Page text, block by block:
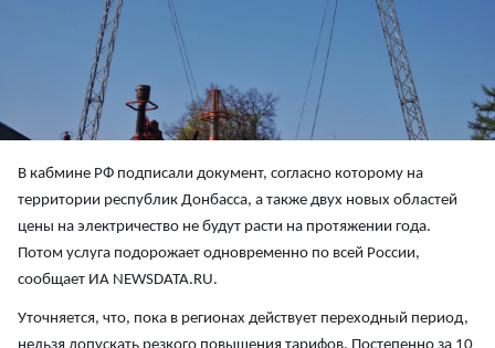
В кабмине РФ подписали документ, согласно которому на
территории республик Донбасса, а также двух новых областей
цены на электричество не будут расти на протяжении года.
Потом услуга подорожает одновременно по всей России,
сообщает ИА NEWSDATA.RU.
Уточняется, что, пока в регионах действует переходный период,